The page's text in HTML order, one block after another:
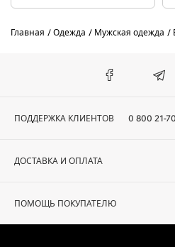
Главная Одежда Мужская одежда
ПОДДЕРЖКА КЛИЕНТОВ 0 800 21-
ДОСТАВКА И ОПЛАТА
ПОМОЩЬ ПОКУПАТЕЛЮ